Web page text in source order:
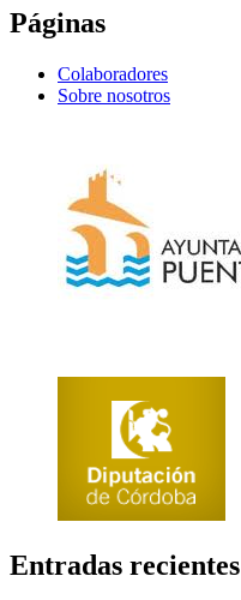
Páginas
Colaboradores
Sobre nosotros
Entradas recientes